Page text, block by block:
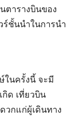
ตารางบินของ
ร์ชั้นนำในการนำ
ในครั้งนี้ จะมี
ด เที่ยวบิน
วกแก่ผู้เดินทาง